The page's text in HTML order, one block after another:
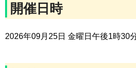
開催日時
2026年09月25日 金曜日午後1時30